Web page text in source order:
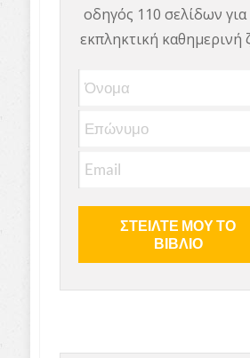
οδηγός 110 σελίδων για
εκπληκτική καθημερινή